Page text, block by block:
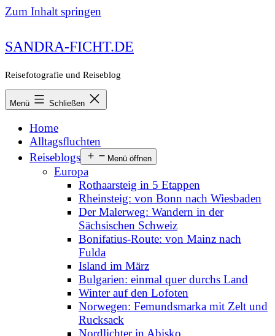
Zum Inhalt springen
SANDRA-FICHT.DE
Reisefotografie und Reiseblog
Menü Schließen
Home
Alltagsfluchten
Reiseblogs
Menü öffnen
Europa
Rothaarsteig in 5 Etappen
Rheinsteig: von Bonn nach Wiesbaden
Der Malerweg: Wandern in der
Sächsischen Schweiz
Bonifatius-Route: von Mainz nach
Fulda
Island im März
Bulgarien: einmal quer durchs Land
Winter auf den Lofoten
Norwegen: Femundsmarka mit Zelt und
Rucksack
Nordlichter in Abisko